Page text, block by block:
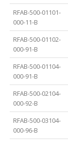
RFAB-500-01101-
000-11-B
RFAB-500-01102-
000-91-B
RFAB-500-01104-
000-91-B
RFAB-500-02104-
000-92-B
RFAB-500-03104-
000-96-B